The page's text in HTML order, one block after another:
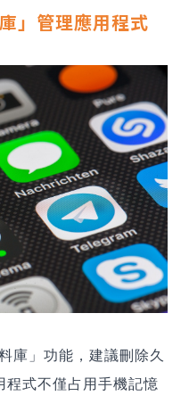
」管理應用程式
庫」功能，建議刪除久
程式不僅占用手機記憶